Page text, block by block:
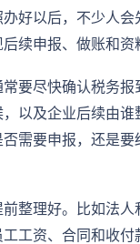
好以后，不少人
续申报、做账和资
要尽快确认税务
以及企业后续由
需要申报，还是
整理好。比如法
工资、合同和收付